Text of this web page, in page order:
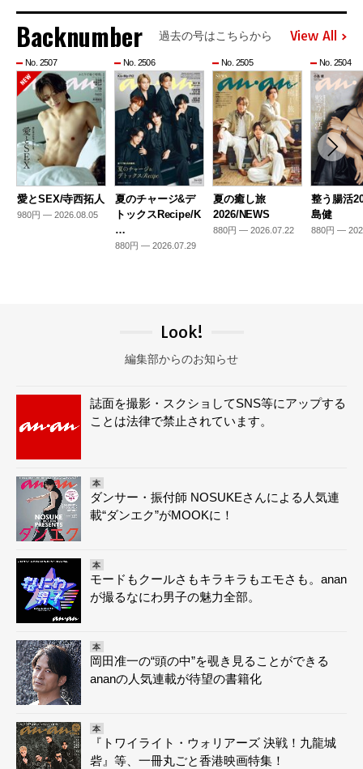
Backnumber 過去の号はこちらから View All
No. 2507
愛とSEX/寺西拓人
980円 — 2026.08.05
No. 2506
夏のチャージ&デ
トックスRecipe/K
…
880円 — 2026.07.29
No. 2505
夏の癒し旅
2026/NEWS
880円 — 2026.07.22
No. 2504
整う腸活
島健
880円 —
Look!
編集部からのお知らせ
誌面を撮影・スクショしてSNS等にアップする
ことは法律で禁止されています。
本
ダンサー・振付師 NOSUKEさんによる人気連
載“ダンエク”がMOOKに！
本
モードもクールさもキラキラもエモさも。anan
が撮るなにわ男子の魅力全部。
本
岡田准一の“頭の中”を覗き見ることができる
ananの人気連載が待望の書籍化
本
『トワイライト・ウォリアーズ 決戦！九龍城
砦』等、一冊丸ごと香港映画特集！